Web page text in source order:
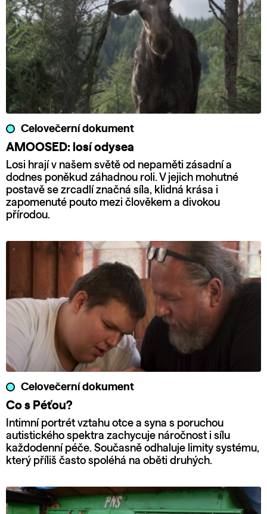
Celovečerní dokument
AMOOSED: losí odysea
Losi hrají v našem světě od nepaměti zásadní a
dodnes poněkud záhadnou roli. V jejich mohutné
postavě se zrcadlí značná síla, klidná krása i
zapomenuté pouto mezi člověkem a divokou
přírodou.
Celovečerní dokument
Co s Péťou?
Intimní portrét vztahu otce a syna s poruchou
autistického spektra zachycuje náročnost i sílu
každodenní péče. Současně odhaluje limity systému,
který příliš často spoléhá na oběti druhých.